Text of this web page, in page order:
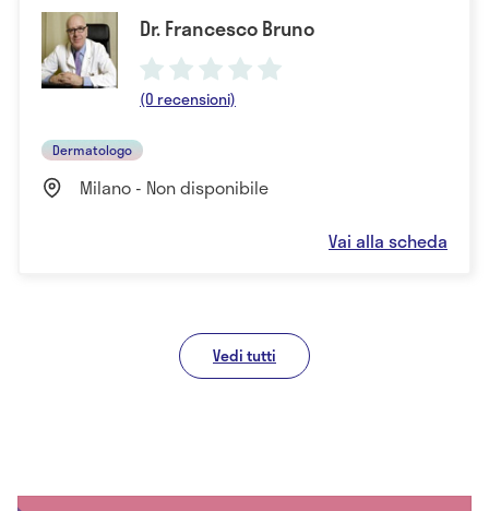
Dr. Francesco Bruno
(0 recensioni)
Dermatologo
Milano - Non disponibile
Vai alla scheda
Vedi tutti